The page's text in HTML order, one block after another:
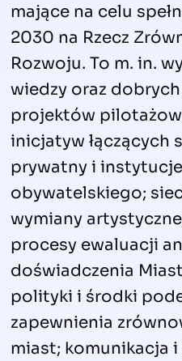
mające na celu
2030 na Rzecz
Rozwoju. To m. in.
wiedzy oraz
projektów
inicjatyw łączących
prywatny i
obywatelskiego;
wymiany
procesy ewaluacji
doświadczenia
polityki i środki
zapewnienia
miast; komunikacja i